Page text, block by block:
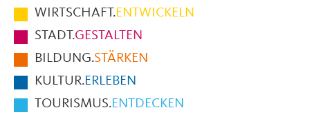
im
Fußbereich
der
Seite
WIRTSCHAFT.ENTWICKELN
STADT.GESTALTEN
BILDUNG.STÄRKEN
KULTUR.ERLEBEN
TOURISMUS.ENTDECKEN